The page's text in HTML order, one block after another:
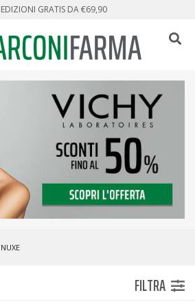
GRATIS DA €69,90
FILTRA